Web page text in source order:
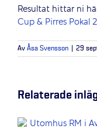
Resultat hittar ni
Cup & Pirres
Av Åsa Svensson 29
Relaterade